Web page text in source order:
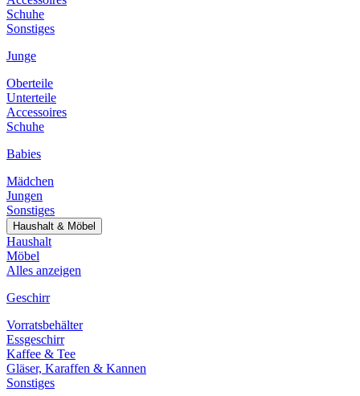
Schuhe
Sonstiges
Junge
Oberteile
Unterteile
Accessoires
Schuhe
Babies
Mädchen
Jungen
Sonstiges
Haushalt & Möbel
Haushalt
Möbel
Alles anzeigen
Geschirr
Vorratsbehälter
Essgeschirr
Kaffee & Tee
Gläser, Karaffen & Kannen
Sonstiges